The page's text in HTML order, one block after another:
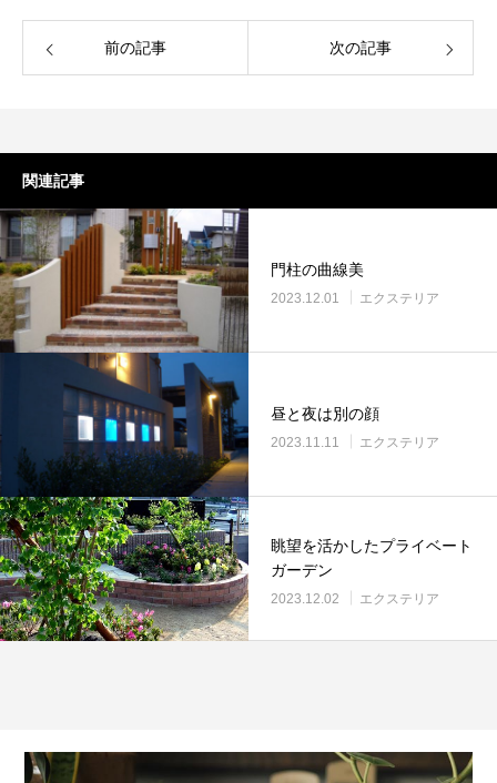
前の記事 次の記事
関連記事
門柱の曲線美
2023.12.01 エクステリア
昼と夜は別の顔
2023.11.11 エクステリア
眺望を活かしたプライベート
ガーデン
2023.12.02 エクステリア